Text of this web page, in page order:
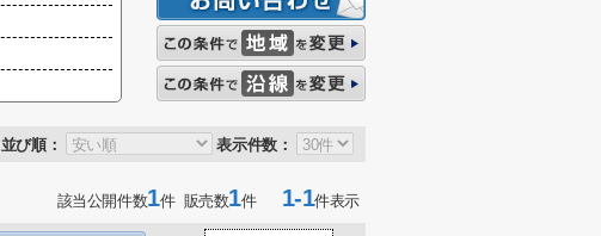
並び順： 表示件数：
該当公開件数1件 販売数1件1-1件表示